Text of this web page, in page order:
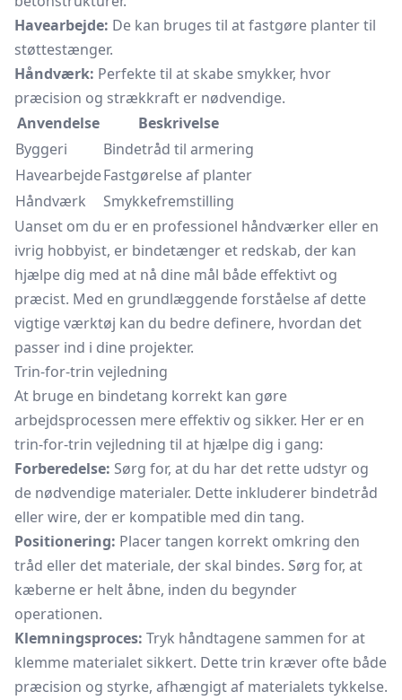
Havearbejde: De kan bruges til at fastgøre planter til
støttestænger.
Håndværk: Perfekte til at skabe smykker, hvor
præcision og strækkraft er nødvendige.
Anvendelse
Beskrivelse
Byggeri
Bindetråd til armering
HavearbejdeFastgørelse af planter
Håndværk
Smykkefremstilling
Uanset om du er en professionel håndværker eller en
ivrig hobbyist, er bindetænger et redskab, der kan
hjælpe dig med at nå dine mål både effektivt og
præcist. Med en grundlæggende forståelse af dette
vigtige værktøj kan du bedre definere, hvordan det
passer ind i dine projekter.
Trin-for-trin vejledning
At bruge en bindetang korrekt kan gøre
arbejdsprocessen mere effektiv og sikker. Her er en
trin-for-trin vejledning til at hjælpe dig i gang:
Forberedelse: Sørg for, at du har det rette udstyr og
de nødvendige materialer. Dette inkluderer bindetråd
eller wire, der er kompatible med din tang.
Positionering: Placer tangen korrekt omkring den
tråd eller det materiale, der skal bindes. Sørg for, at
kæberne er helt åbne, inden du begynder
operationen.
Klemningsproces: Tryk håndtagene sammen for at
klemme materialet sikkert. Dette trin kræver ofte både
præcision og styrke, afhængigt af materialets tykkelse.